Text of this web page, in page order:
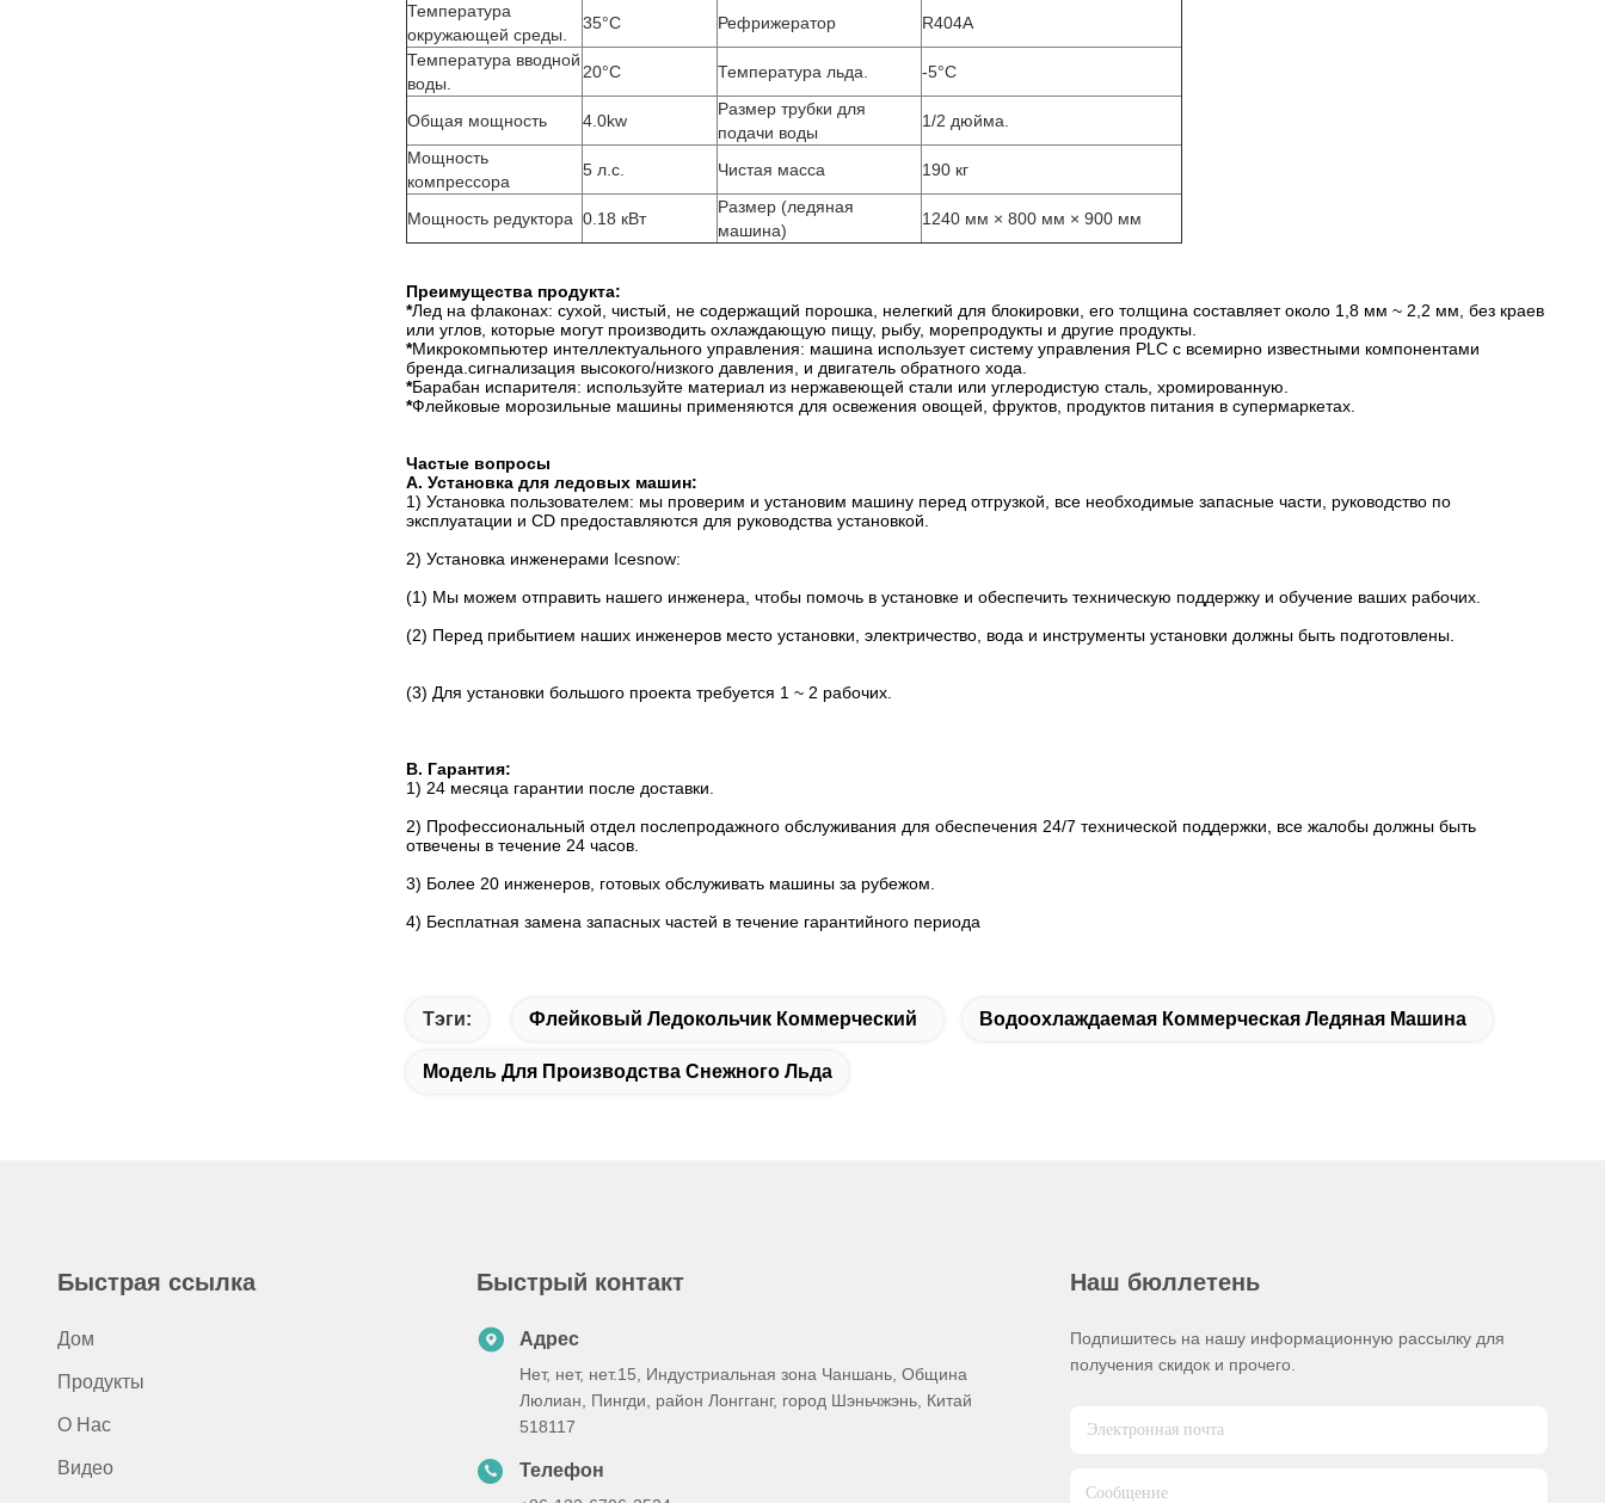
Температура
окружающей среды.
35°С Рефрижератор
R404A
Температура вводной
воды.
20°С Температура льда. -5°C
Общая мощность 4.0kw
Размер трубки для
подачи воды
1/2 дюйма.
Мощность
компрессора
5 л.с. Чистая масса 190 кг
Мощность редуктора 0.18 кВт
Размер (ледяная
машина)
1240 мм × 800 мм × 900 мм
Преимущества продукта:
*Лед на флаконах: сухой, чистый, не содержащий порошка, нелегкий для блокировки, его толщина составляет около 1,8 мм ~ 2,2 мм, без краев
или углов, которые могут производить охлаждающую пищу, рыбу, морепродукты и другие продукты.
*Микрокомпьютер интеллектуального управления: машина использует систему управления PLC с всемирно известными компонентами
бренда.сигнализация высокого/низкого давления, и двигатель обратного хода.
*Барабан испарителя: используйте материал из нержавеющей стали или углеродистую сталь, хромированную.
*Флейковые морозильные машины применяются для освежения овощей, фруктов, продуктов питания в супермаркетах.
Частые вопросы
A. Установка для ледовых машин:
1) Установка пользователем: мы проверим и установим машину перед отгрузкой, все необходимые запасные части, руководство по
эксплуатации и CD предоставляются для руководства установкой.
2) Установка инженерами Icesnow:
(1) Мы можем отправить нашего инженера, чтобы помочь в установке и обеспечить техническую поддержку и обучение ваших рабочих.
(2) Перед прибытием наших инженеров место установки, электричество, вода и инструменты установки должны быть подготовлены.
(3) Для установки большого проекта требуется 1 ~ 2 рабочих.
B. Гарантия:
1) 24 месяца гарантии после доставки.
2) Профессиональный отдел послепродажного обслуживания для обеспечения 24/7 технической поддержки, все жалобы должны быть
отвечены в течение 24 часов.
3) Более 20 инженеров, готовых обслуживать машины за рубежом.
4) Бесплатная замена запасных частей в течение гарантийного периода
Тэги: Флейковый Ледокольчик Коммерческий Водоохлаждаемая Коммерческая Ледяная Машина
Модель Для Производства Снежного Льда
Быстрая ссылка
Дом
Продукты
О Нас
Видео
Быстрый контакт
Адрес
Нет, нет, нет.15, Индустриальная зона Чаншань, Община
Люлиан, Пингди, район Лонгганг, город Шэньчжэнь, Китай
518117
Телефон
Наш бюллетень
Подпишитесь на нашу информационную рассылку для
получения скидок и прочего.